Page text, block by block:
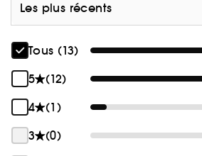
Les plus récents
Tous (13)
5
(12)
4
(1)
3
(0)